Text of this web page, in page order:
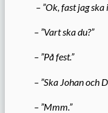
– ”Ok, fast jag
– ”Vart ska du?”
– ”På fest.”
– ”Ska Johan och
– ”Mmm.”